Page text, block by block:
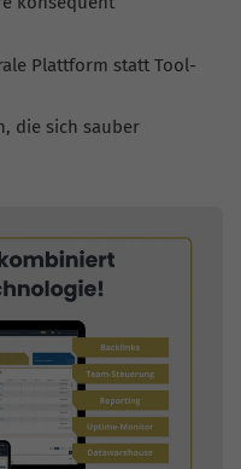
Plattform statt Tool-
die sich sauber